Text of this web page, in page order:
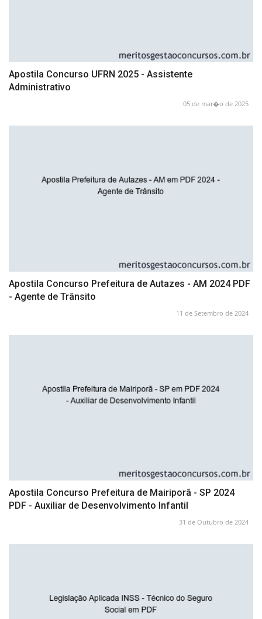
Apostila Concurso UFRN 2025 - Assistente
Administrativo
05 de mar�o de 2025
Apostila Concurso Prefeitura de Autazes - AM 2024 PDF
- Agente de Trânsito
11 de Setembro de 2024
Apostila Concurso Prefeitura de Mairiporã - SP 2024
PDF - Auxiliar de Desenvolvimento Infantil
31 de Outubro de 2024